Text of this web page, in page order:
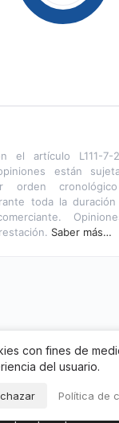
el artículo L111-
están
orden
toda la
Saber más…
opiniones
con fines de
del usuario.
Política de